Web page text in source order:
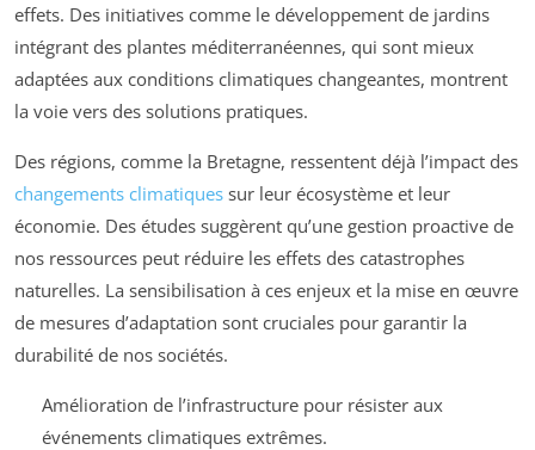
effets. Des initiatives comme le développement de jardins
intégrant des plantes méditerranéennes, qui sont mieux
adaptées aux conditions climatiques changeantes, montrent
la voie vers des solutions pratiques.
Des régions, comme la Bretagne, ressentent déjà l’impact des
changements climatiques sur leur écosystème et leur
économie. Des études suggèrent qu’une gestion proactive de
nos ressources peut réduire les effets des catastrophes
naturelles. La sensibilisation à ces enjeux et la mise en œuvre
de mesures d’adaptation sont cruciales pour garantir la
durabilité de nos sociétés.
Amélioration de l’infrastructure pour résister aux
événements climatiques extrêmes.